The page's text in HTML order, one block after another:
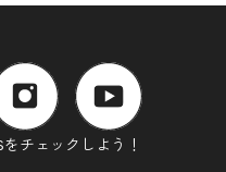
チェックしよう！